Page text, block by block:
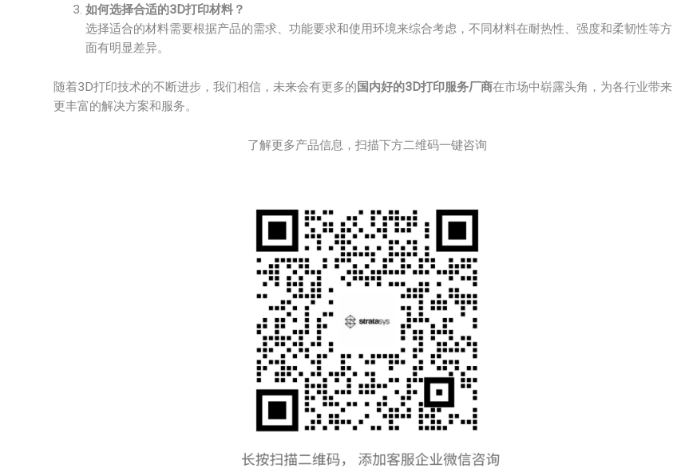
如何选择合适的3D打印材料？
选择适合的材料需要根据产品的需求、功能要求和使用环境来综合考虑，不同材料在耐热性、强度和柔韧性等方
面有明显差异。
随着3D打印技术的不断进步，我们相信，未来会有更多的 国内好的3D打印服务厂商在市场中崭露头角，为各行业带来
更丰富的解决方案和服务。
了解更多产品信息，扫描下方二维码一键咨询